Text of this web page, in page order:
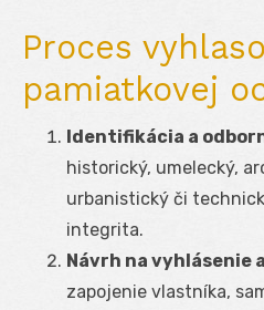
Proces
pamiatkovej
Identifikácia a
historický, umelecký,
urbanistický či
integrita.
Návrh na vyhlásenie
zapojenie vlastníka,